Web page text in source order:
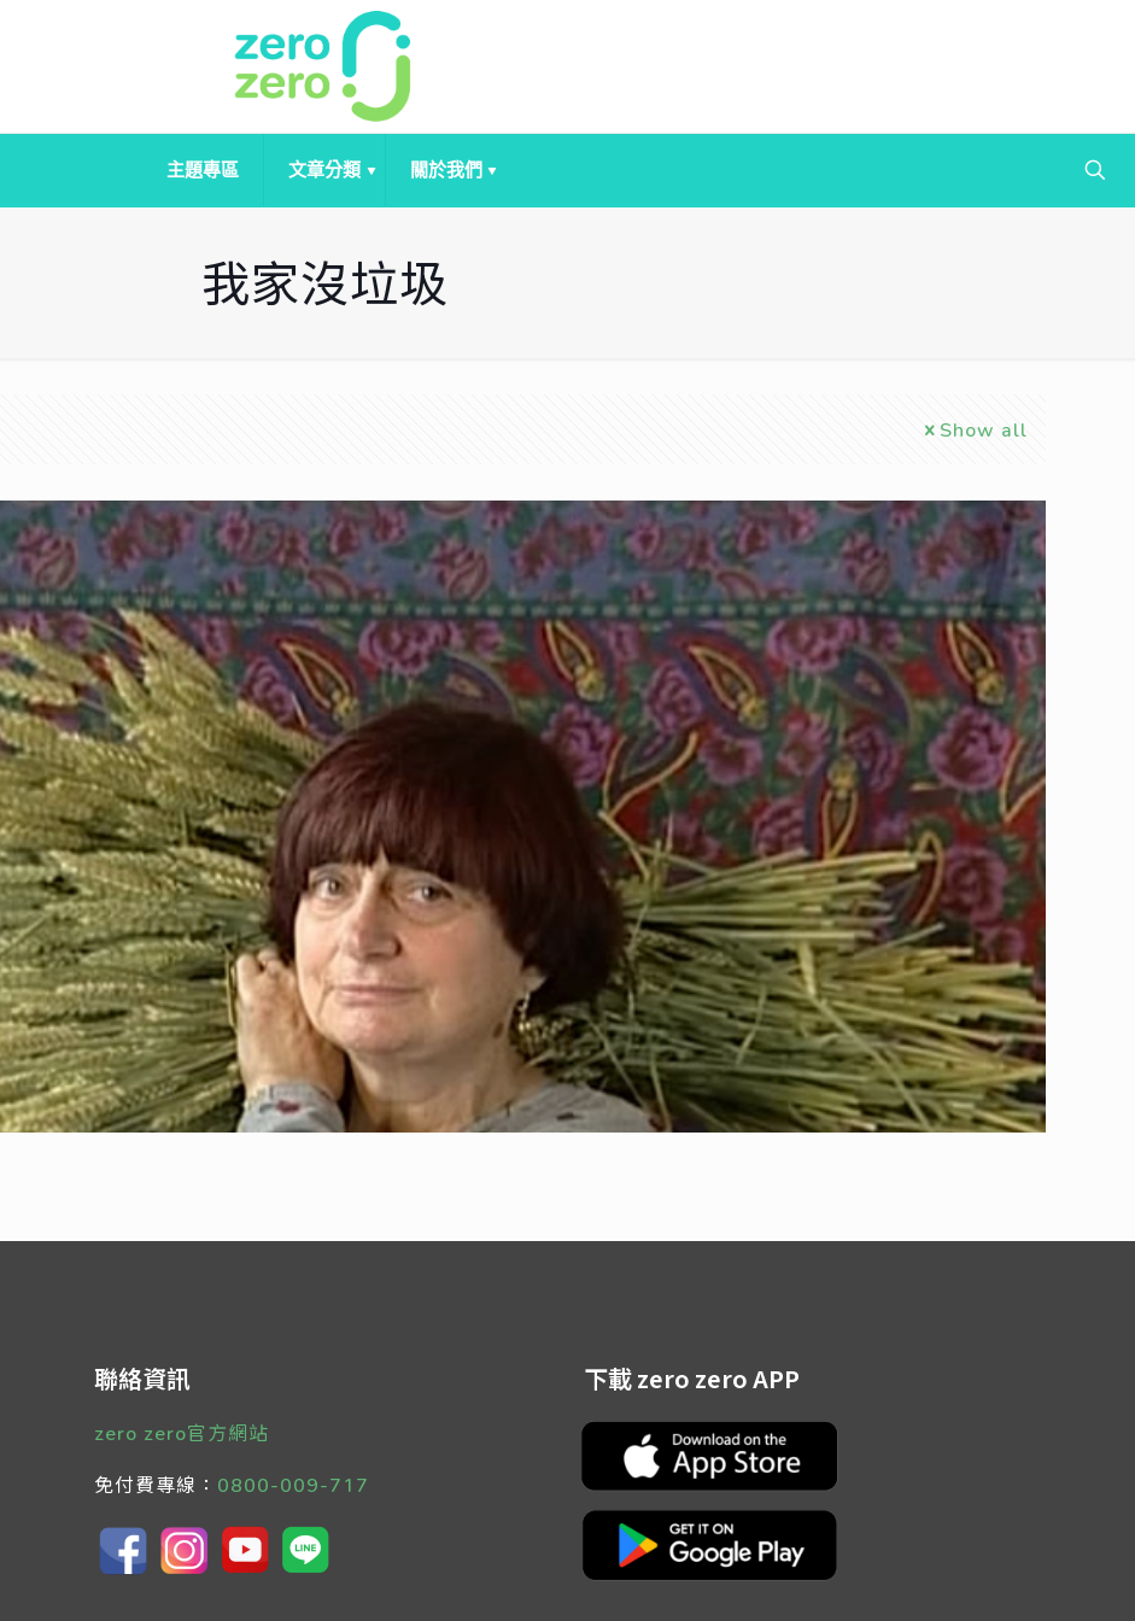
主題專區 文章分類 關於我們
我家沒垃圾
Show all
攝影機拍攝，拿起DV（Digital Video，數碼影像）；如果將時間回到兩千年初頭，當時智慧手機、數位電影尚未普及，DV相較於膠捲拍攝器材更
生活感。 本篇文章將以安妮華達在影片中所相遇的人事物，從他們所實踐的生活模式，連結至貝亞‧強森（Bea Johnson）在《我家沒垃圾》一書
聯絡資訊
zero zero官方網站
免付費專線： 0800-009-717
下載 zero zero APP